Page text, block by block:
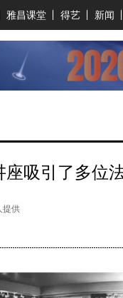
雅昌课堂 得艺 新闻
座吸引了多位
提供